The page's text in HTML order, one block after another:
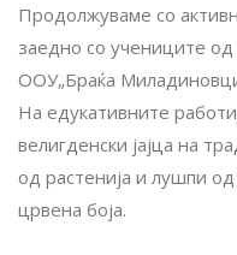
Продолжуваме со
заедно со учениците
ООУ„Браќа
На едукативните
велигденски јајца на
од растенија и лушпи
црвена боја.